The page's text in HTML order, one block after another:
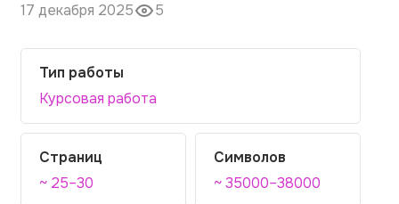
Порядок оплаты
Вопросы и ответы
Отзывы
17 декабря 2025 5
Тип работы
Курсовая работа
Страниц
~ 25–30
Символов
~ 35000–38000